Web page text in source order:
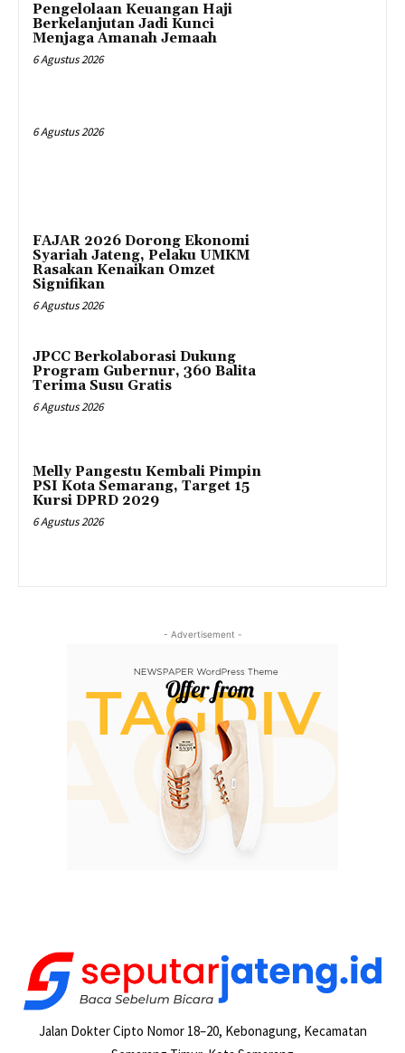
Pengelolaan Keuangan Haji
Berkelanjutan Jadi Kunci
Menjaga Amanah Jemaah
6 Agustus 2026
6 Agustus 2026
FAJAR 2026 Dorong Ekonomi
Syariah Jateng, Pelaku UMKM
Rasakan Kenaikan Omzet
Signifikan
6 Agustus 2026
JPCC Berkolaborasi Dukung
Program Gubernur, 360 Balita
Terima Susu Gratis
6 Agustus 2026
Melly Pangestu Kembali Pimpin
PSI Kota Semarang, Target 15
Kursi DPRD 2029
6 Agustus 2026
- Advertisement -
Jalan Dokter Cipto Nomor 18–20, Kebonagung, Kecamatan